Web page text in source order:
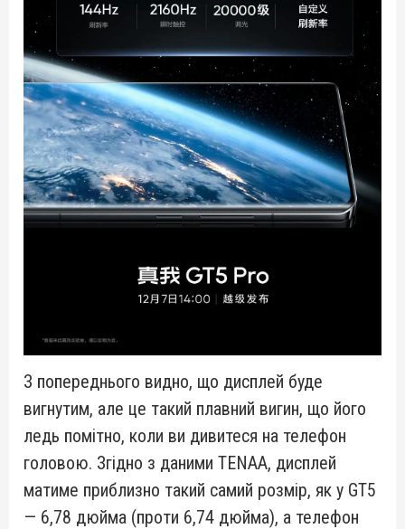
З попереднього видно, що дисплей буде
вигнутим, але це такий плавний вигин, що його
ледь помітно, коли ви дивитеся на телефон
головою. Згідно з даними TENAA, дисплей
матиме приблизно такий самий розмір, як у GT5
— 6,78 дюйма (проти 6,74 дюйма), а телефон